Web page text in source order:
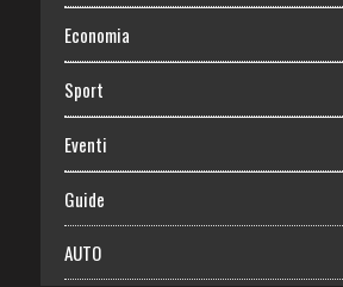
Economia
Sport
Eventi
Guide
AUTO